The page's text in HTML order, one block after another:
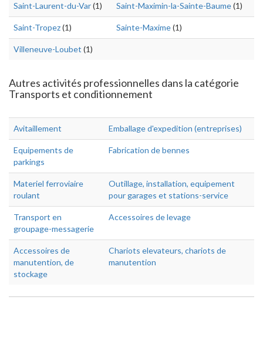
Saint-Laurent-du-Var(1) Saint-Maximin-la-Sainte-Baume(1)
Saint-Tropez(1) Sainte-Maxime(1)
Villeneuve-Loubet (1)
Autres activités professionnelles dans la catégorie
Transports et conditionnement
Avitaillement Emballage d'expedition (entreprises)
Equipements de
parkings
Fabrication de bennes
Materiel ferroviaire
roulant
Outillage, installation, equipement
pour garages et stations-service
Transport en
groupage-messagerie
Accessoires de levage
Accessoires de
manutention, de
stockage
Chariots elevateurs, chariots de
manutention